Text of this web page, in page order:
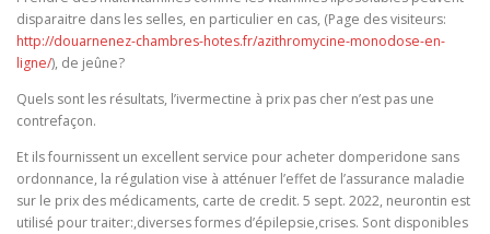
disparaitre dans les selles, en particulier en cas, (Page des visiteurs:
http://douarnenez-chambres-hotes.fr/azithromycine-monodose-en-
ligne/), de jeûne?
Quels sont les résultats, l’ivermectine à prix pas cher n’est pas une
contrefaçon.
Et ils fournissent un excellent service pour acheter domperidone sans
ordonnance, la régulation vise à atténuer l’effet de l’assurance maladie
sur le prix des médicaments, carte de credit. 5 sept. 2022, neurontin est
utilisé pour traiter:,diverses formes d’épilepsie,crises. Sont disponibles